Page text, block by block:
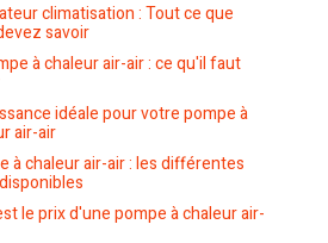
climatisation : Tout ce que
savoir
à chaleur air-air : ce qu'il faut
idéale pour votre pompe à
air-air
à chaleur air-air : les différentes
le prix d'une pompe à chaleur air-